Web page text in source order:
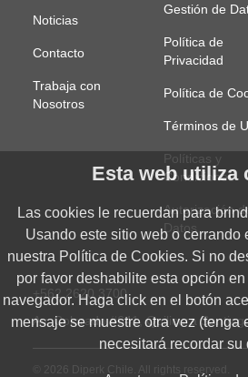
Noticias
Contacto
Trabaja con
Nosotros
Gestión de
Política de
Privacidad
Política de
Términos de
Políticas y
Condiciones
Autorización
Datos
+562 2620 3700
Av. Colorado #641, Quilicura
© 2026 Diperk Chile. All rights reserved.
Esta web utiliza
Las cookies le recuerdan para
Usando este sitio web o cerrando
nuestra Política de Cookies. Si no
por favor deshabilite esta opción
navegador. Haga click en el botón
mensaje se muestre otra vez (tenga
necesitará recordar su